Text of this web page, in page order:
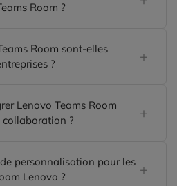
Room ?
Room sont-elles
?
Lenovo Teams Room
?
personnalisation pour les
Lenovo ?